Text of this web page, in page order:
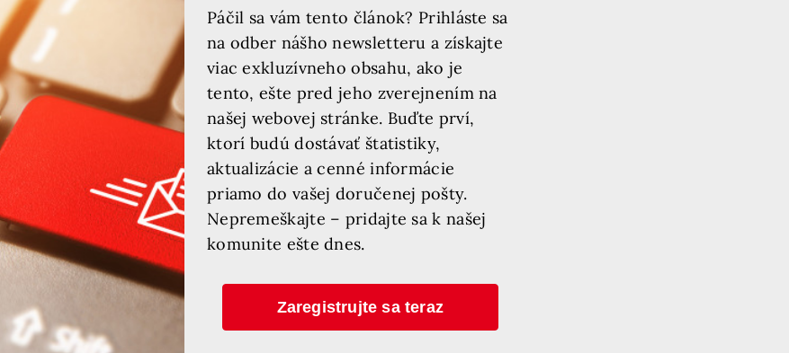
Páčil sa vám tento článok? Prihláste sa
na odber nášho newsletteru a získajte
viac exkluzívneho obsahu, ako je
tento, ešte pred jeho zverejnením na
našej webovej stránke. Buďte prví,
ktorí budú dostávať štatistiky,
aktualizácie a cenné informácie
priamo do vašej doručenej pošty.
Nepremeškajte – pridajte sa k našej
komunite ešte dnes.
Zaregistrujte sa teraz